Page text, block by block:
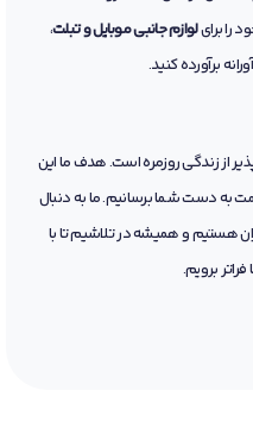
را برایلوازم جانبی موبایل و تبلت،
برآورده کنید.
از زندگی روزمره است. هدف ما این
به دست شما برسانیم. ما به دنبال
هستیم و همیشه در تلاشیم تا با
برویم.